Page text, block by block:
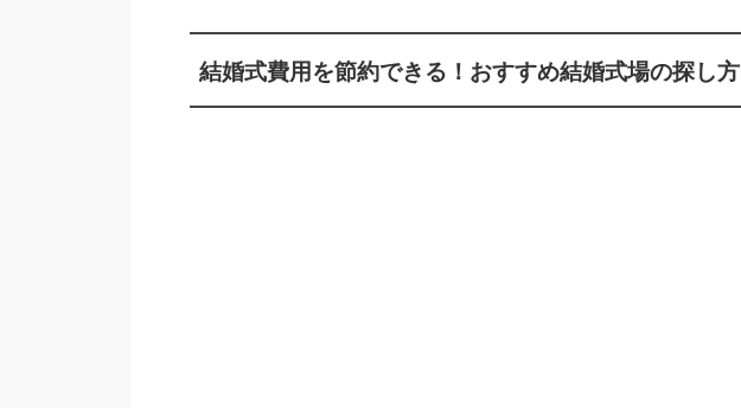
結婚式費用を節約できる！おすすめ結婚式場の探し方